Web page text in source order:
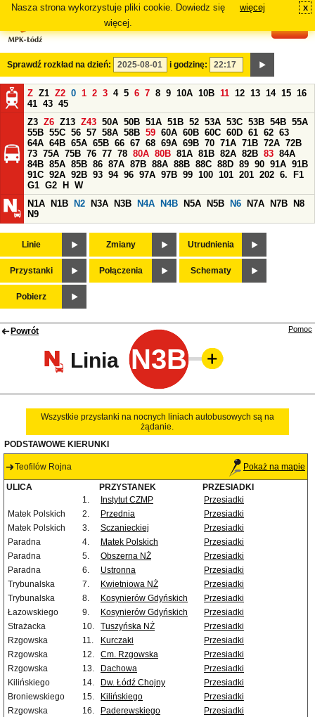
Nasza strona wykorzystuje pliki cookie. Dowiedz się
więcej.
więcej x
Sprawdź rozkład na dzień: i godzinę:
Z Z1 Z2 0 1 2 3 4 5 6 7 8 9 10A 10B 11 12 13 14 15 16
41 43 45
Z3 Z6 Z13 Z43 50A 50B 51A 51B 52 53A 53C 53B 54B 55A
55B 55C 56 57 58A 58B 59 60A 60B 60C 60D 61 62 63
64A 64B 65A 65B 66 67 68 69A 69B 70 71A 71B 72A 72B
73 75A 75B 76 77 78 80A 80B 81A 81B 82A 82B 83 84A
84B 85A 85B 86 87A 87B 88A 88B 88C 88D 89 90 91A 91B
91C 92A 92B 93 94 96 97A 97B 99 100 101 201 202 6.
F1
G1 G2 H
W
N1A
N1B N2 N3A N3B N4A N4B N5A N5B N6 N7A N7B
N8
N9
Linie Zmiany Utrudnienia
Przystanki Połączenia Schematy
Pobierz
Powrót
Linia N3B
Pomoc
Wszystkie przystanki na nocnych liniach autobusowych są na
żądanie.
PODSTAWOWE KIERUNKI
Teofilów Rojna Pokaż na mapie
ULICA PRZYSTANEK
PRZESIADKI
1.
Instytut CZMP
Przesiadki
Matek Polskich
2. Przednia
Przesiadki
Matek Polskich
3. Sczanieckiej
Przesiadki
Paradna
4. Matek Polskich
Przesiadki
Paradna
5. Obszerna NŻ
Przesiadki
Paradna
6. Ustronna
Przesiadki
Trybunalska
7. Kwietniowa NŻ
Przesiadki
Trybunalska
8. Kosynierów Gdyńskich
Przesiadki
Łazowskiego
9. Kosynierów Gdyńskich
Przesiadki
Strażacka
10. Tuszyńska NŻ
Przesiadki
Rzgowska
11. Kurczaki
Przesiadki
Rzgowska
12. Cm. Rzgowska
Przesiadki
Rzgowska
13. Dachowa
Przesiadki
Kilińskiego
14. Dw. Łódź Chojny
Przesiadki
Broniewskiego
15. Kilińskiego
Przesiadki
Rzgowska
16. Paderewskiego
Przesiadki